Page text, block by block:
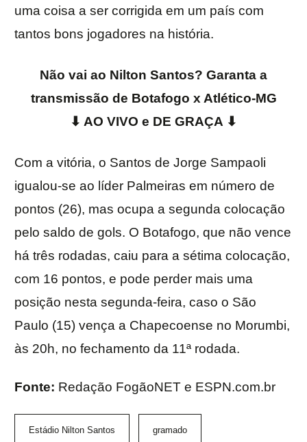
uma coisa a ser corrigida em um país com
tantos bons jogadores na história.
Não vai ao Nilton Santos? Garanta a
transmissão de Botafogo x Atlético-MG
⬇ AO VIVO e DE GRAÇA ⬇
Com a vitória, o Santos de Jorge Sampaoli
igualou-se ao líder Palmeiras em número de
pontos (26), mas ocupa a segunda colocação
pelo saldo de gols. O Botafogo, que não vence
há três rodadas, caiu para a sétima colocação,
com 16 pontos, e pode perder mais uma
posição nesta segunda-feira, caso o São
Paulo (15) vença a Chapecoense no Morumbi,
às 20h, no fechamento da 11ª rodada.
Fonte: Redação FogãoNET e ESPN.com.br
Estádio Nilton Santos gramado